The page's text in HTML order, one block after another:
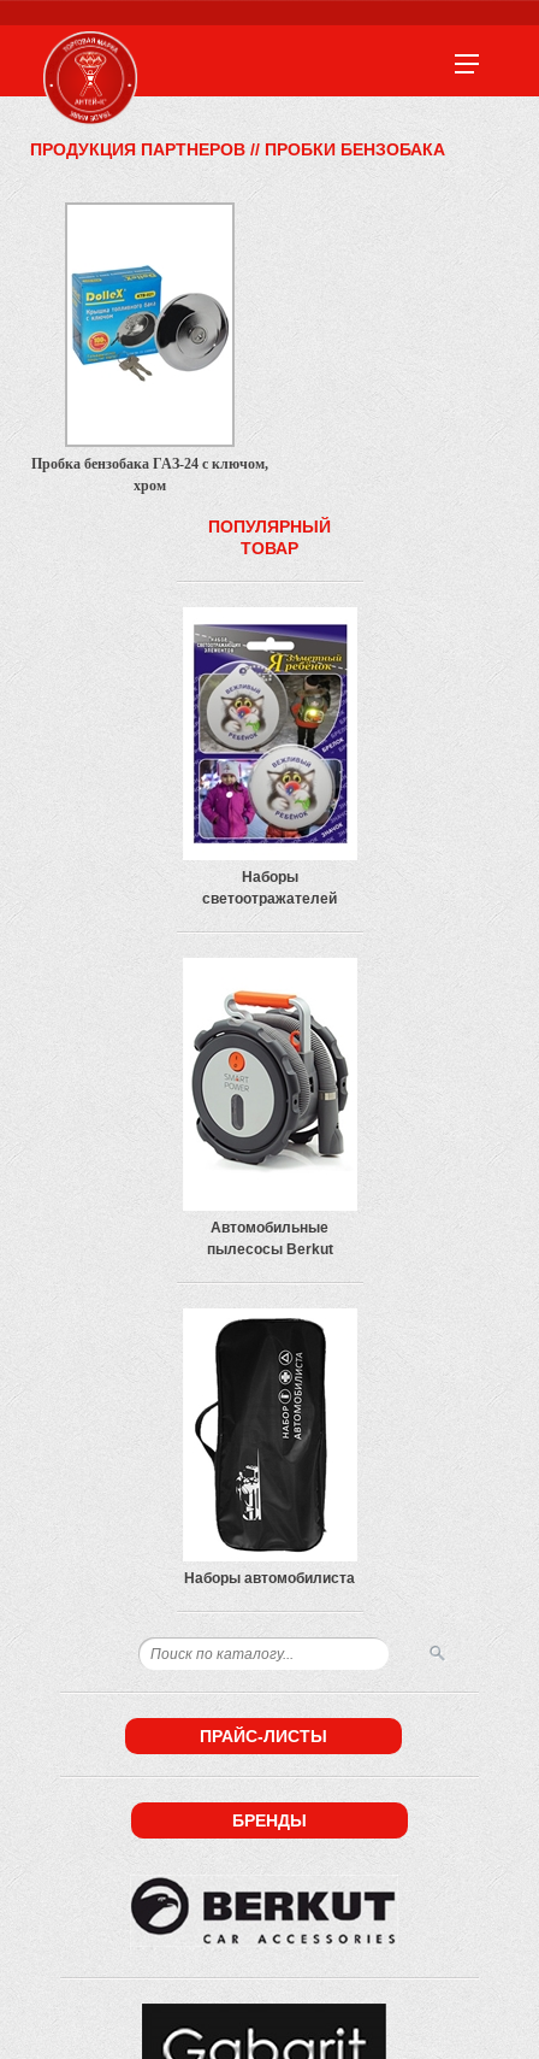
ПРОДУКЦИЯ ПАРТНЕРОВ // ПРОБКИ БЕНЗОБАКА
Пробка бензобака ГАЗ-24 с ключом,
хром
ПОПУЛЯРНЫЙ
ТОВАР
Наборы
светоотражателей
Автомобильные
пылесосы Berkut
Наборы автомобилиста
ПРАЙС-ЛИСТЫ
БРЕНДЫ